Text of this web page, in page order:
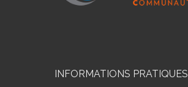
INFORMATIONS PRATIQUES